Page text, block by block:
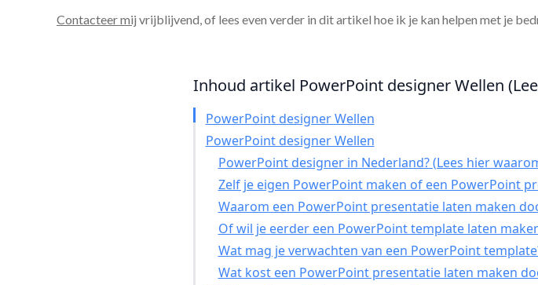
Contacteer mij vrijblijvend, of lees even verder in dit artikel hoe ik je kan helpen met je
Inhoud artikel PowerPoint designer Wellen
PowerPoint designer Wellen
PowerPoint designer Wellen
PowerPoint designer in Nederland? (Lees hier
Zelf je eigen PowerPoint maken of een PowerPoint
Waarom een PowerPoint presentatie laten maken
Of wil je eerder een PowerPoint template laten
Wat mag je verwachten van een PowerPoint
Wat kost een PowerPoint presentatie laten maken